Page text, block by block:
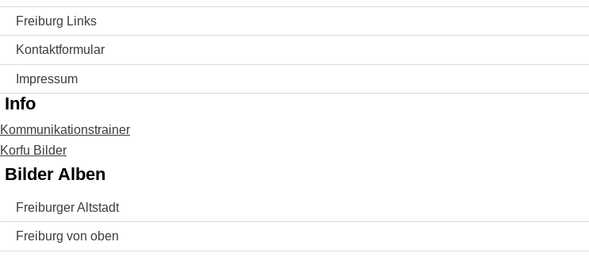
Freiburg Links
Kontaktformular
Impressum
Info
Kommunikationstrainer
Korfu Bilder
Bilder Alben
Freiburger Altstadt
Freiburg von oben